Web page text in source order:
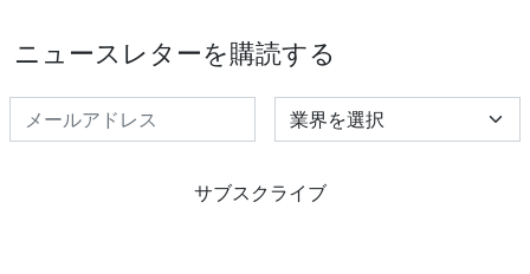
ニュースレターを購読する
Select Industry
サブスクライブ